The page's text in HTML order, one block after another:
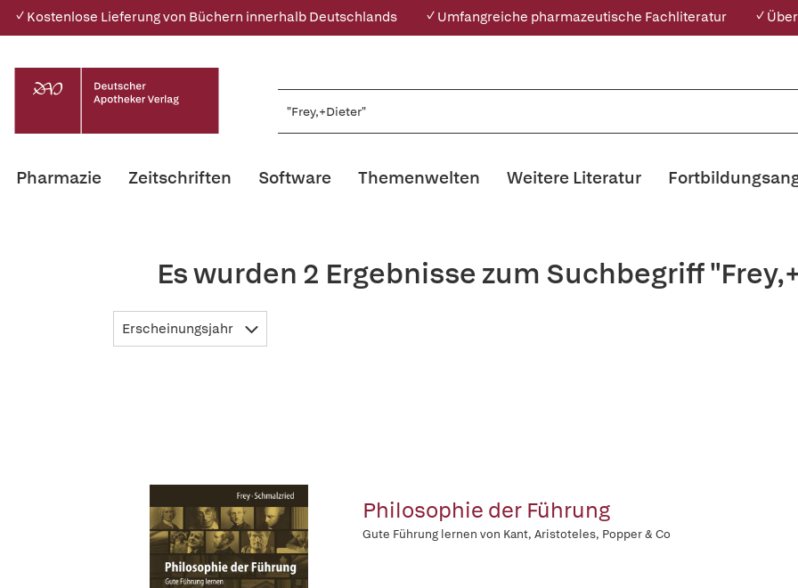
✓ Kostenlose Lieferung von Büchern innerhalb Deutschlands ✓ Umfangreiche pharmazeutische Fachliteratur ✓
Pharmazie Zeitschriften Software Themenwelten Weitere Literatur
Es wurden 2 Ergebnisse zum Suchbegriff
Erscheinungsjahr
Philosophie der Führung
Gute Führung lernen von Kant, Aristoteles, Popper & Co